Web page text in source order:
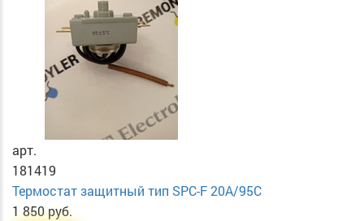
арт.
181419
Термостат защитный тип SPC-F 20A/95C
1 850 руб.